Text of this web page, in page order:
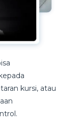
kursi, atau